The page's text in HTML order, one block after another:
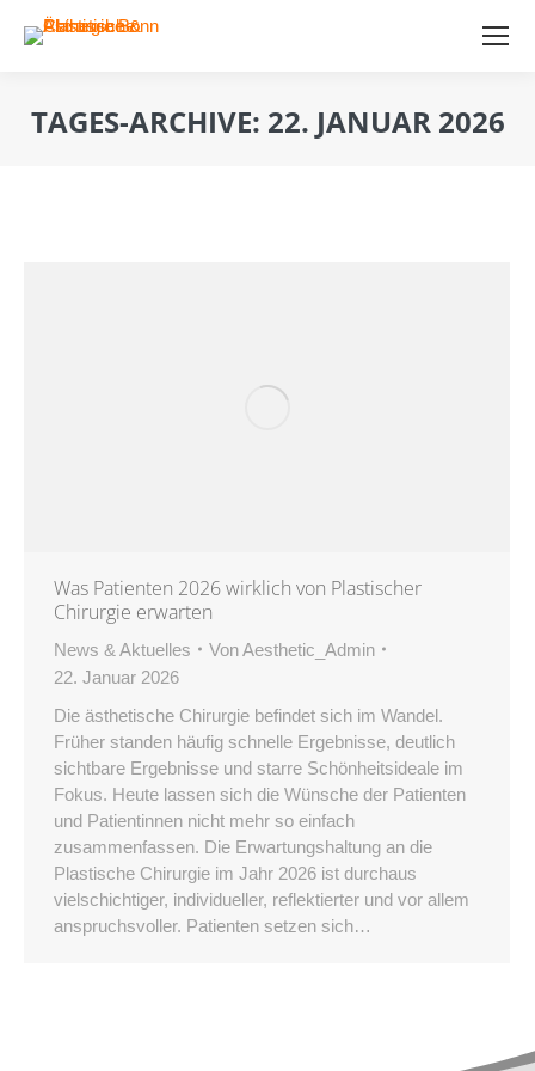
TAGES-ARCHIVE: 22. JANUAR 2026
Was Patienten 2026 wirklich von Plastischer
Chirurgie erwarten
News & Aktuelles VonAesthetic_Admin
22. Januar 2026
Die ästhetische Chirurgie befindet sich im Wandel.
Früher standen häufig schnelle Ergebnisse, deutlich
sichtbare Ergebnisse und starre Schönheitsideale im
Fokus. Heute lassen sich die Wünsche der Patienten
und Patientinnen nicht mehr so einfach
zusammenfassen. Die Erwartungshaltung an die
Plastische Chirurgie im Jahr 2026 ist durchaus
vielschichtiger, individueller, reflektierter und vor allem
anspruchsvoller. Patienten setzen sich…